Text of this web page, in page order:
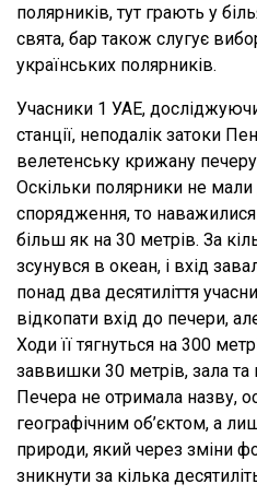
полярників, тут грають у
свята, бар також слугує
українських полярників.
Учасники 1 УАЕ,
станції, неподалік затоки
велетенську крижану
Оскільки полярники не мали
спорядження, то
більш як на 30 метрів. За
зсунувся в океан, і вхід
понад два десятиліття
відкопати вхід до печери,
Ходи її тягнуться на 300
заввишки 30 метрів, зала
Печера не отримала назву,
географічним об’єктом, а
природи, який через зміни
зникнути за кілька